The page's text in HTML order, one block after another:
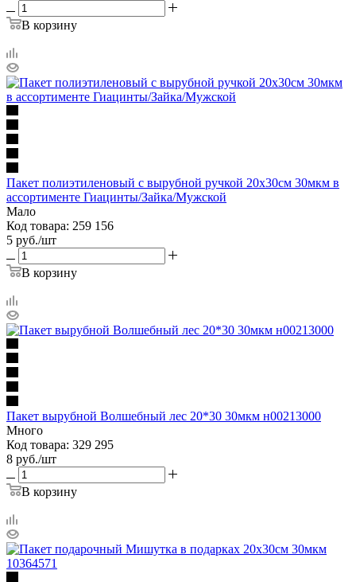
В корзину
Пакет полиэтиленовый с вырубной ручкой 20х30см 30мкм в
ассортименте Гиацинты/Зайка/Мужской
Мало
Код товара: 259 156
5 руб./шт
В корзину
Пакет вырубной Волшебный лес 20*30 30мкм н00213000
Много
Код товара: 329 295
8 руб./шт
В корзину